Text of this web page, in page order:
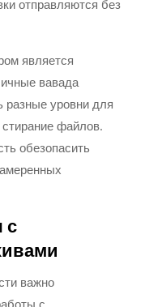
отправляются без
является
вавада
разные уровни для
файлов.
обезопасить
с
важно
с